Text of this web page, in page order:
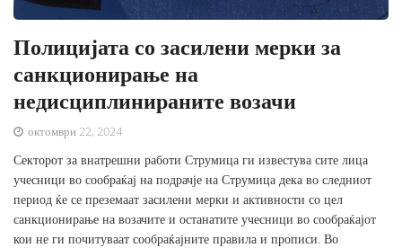
Полицијата со засилени мерки за
санкционирање на
недисциплинираните возачи
октомври 22, 2024
Секторот за внатрешни работи Струмица ги известува сите лица
учесници во сообраќај на подрачје на Струмица дека во следниот
период ќе се преземаат засилени мерки и активности со цел
санкционирање на возачите и останатите учесници во сообраќајот
кои не ги почитуваат сообраќајните правила и прописи. Во